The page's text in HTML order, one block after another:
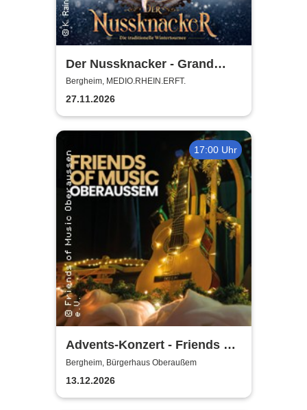
Der Nussknacker - Grand
Classic Ballet - Die
traditionelle Wintertournee
Bergheim, MEDIO.RHEIN.ERFT.
27.11.2026
17:00 Uhr
Advents-Konzert - Friends of
Music Oberaussem
Bergheim, Bürgerhaus Oberaußem
13.12.2026